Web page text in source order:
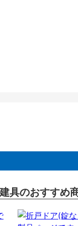
具のおすすめ